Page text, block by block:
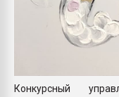
Конкурсный